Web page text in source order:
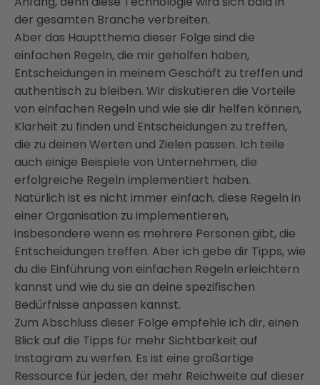
der gesamten Branche verbreiten.
Aber das Hauptthema dieser Folge sind die
einfachen Regeln, die mir geholfen haben,
Entscheidungen in meinem Geschäft zu treffen und
authentisch zu bleiben. Wir diskutieren die Vorteile
von einfachen Regeln und wie sie dir helfen können,
Klarheit zu finden und Entscheidungen zu treffen,
die zu deinen Werten und Zielen passen. Ich teile
auch einige Beispiele von Unternehmen, die
erfolgreiche Regeln implementiert haben.
Natürlich ist es nicht immer einfach, diese Regeln in
einer Organisation zu implementieren,
insbesondere wenn es mehrere Personen gibt, die
Entscheidungen treffen. Aber ich gebe dir Tipps, wie
du die Einführung von einfachen Regeln erleichtern
kannst und wie du sie an deine spezifischen
Bedürfnisse anpassen kannst.
Zum Abschluss dieser Folge empfehle ich dir, einen
Blick auf die Tipps für mehr Sichtbarkeit auf
Instagram zu werfen. Es ist eine großartige
Ressource für jeden, der mehr Reichweite auf dieser